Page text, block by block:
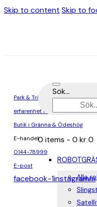
Skip to content Skip to
Park & Trädgårdsmaskiner är
erfarenhet i branschen
Butik i Gränna & Ödeshög
E-handel
0144-78999
E-post
facebook-1instagramm
Sök...
0 items - 0 kr0
Alla